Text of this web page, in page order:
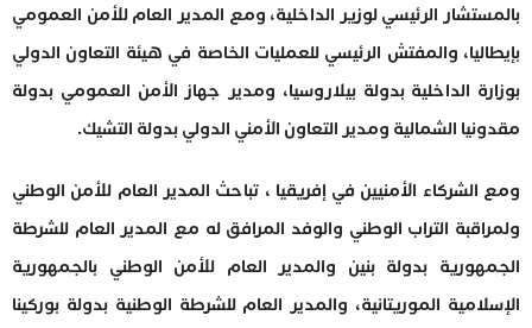
بالمستشار الرئيسي لوزير الداخلية، ومع المدير العام للأمن العمومي
بإيطاليا، والمفتش الرئيسي للعمليات الخاصة في هيئة التعاون الدولي
بوزارة الداخلية بدولة بيلاروسيا، ومدير جهاز الأمن العمومي بدولة
مقدونيا الشمالية ومدير التعاون الأمني الدولي بدولة التشيك.
ومع الشركاء الأمنيين في إفريقيا ، تباحث المدير العام للأمن الوطني
ولمراقبة التراب الوطني والوفد المرافق له مع المدير العام للشرطة
الجمهورية بدولة بنين والمدير العام للأمن الوطني بالجمهورية
الإسلامية الموريتانية، والمدير العام للشرطة الوطنية بدولة بوركينا